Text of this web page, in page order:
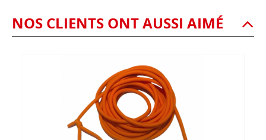
NOS CLIENTS ONT AUSSI AIMÉ